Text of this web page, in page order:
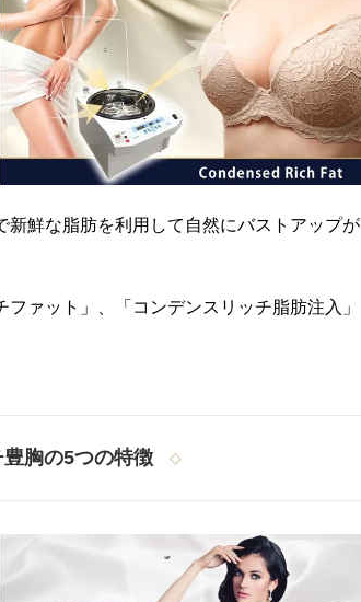
新鮮な脂肪を利用して自然にバストアップが
ァット」、「コンデンスリッチ脂肪注入」
胸の5つの特徴